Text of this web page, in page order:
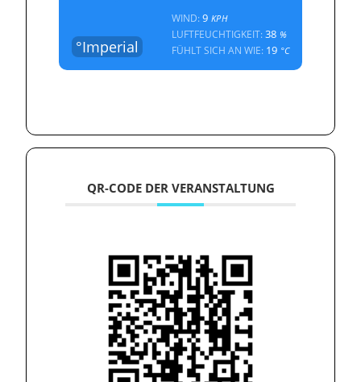
°Imperial
WIND:9 KPH
LUFTFEUCHTIGKEIT:38 %
FÜHLT SICH AN WIE: 19 °C
QR-CODE DER VERANSTALTUNG